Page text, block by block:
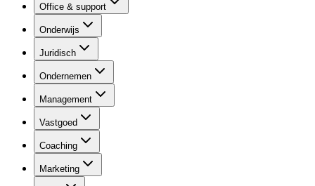
Office & support
Onderwijs
Juridisch
Ondernemen
Management
Vastgoed
Coaching
Marketing